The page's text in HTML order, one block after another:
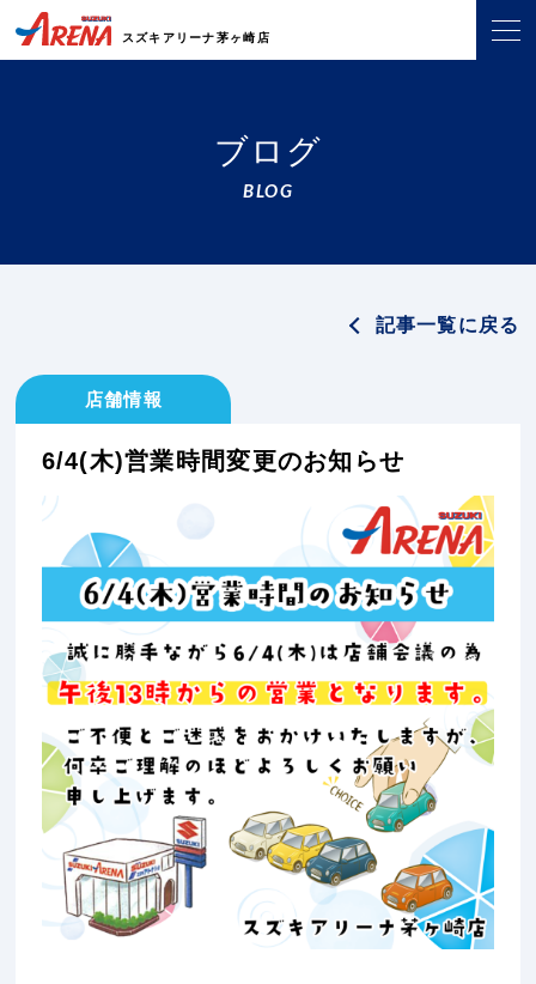
スズキアリーナ茅ヶ崎店
ブログ
BLOG
記事一覧に戻る
店舗情報
6/4(木)営業時間変更のお知らせ